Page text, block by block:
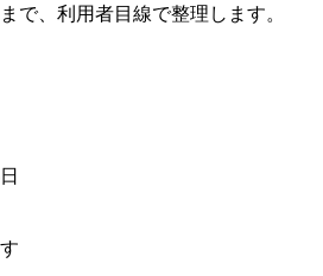
で、利用者目線で整理します。